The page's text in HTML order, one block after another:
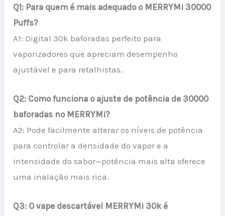
Q1: Para quem é mais adequado o MERRYMi 30000
Puffs?
A1: Digital 30k baforadas perfeito para
vaporizadores que apreciam desempenho
ajustável e para retalhistas.
Q2: Como funciona o ajuste de potência de 30000
baforadas no MERRYMi?
A2: Pode facilmente alterar os níveis de potência
para controlar a densidade do vapor e a
intensidade do sabor—potência mais alta oferece
uma inalação mais rica.
Q3: O vape descartável MERRYMi 30k é